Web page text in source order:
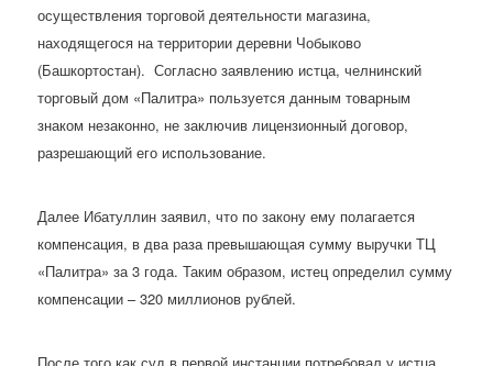
осуществления торговой деятельности магазина,
находящегося на территории деревни Чобыково
(Башкортостан). Согласно заявлению истца, челнинский
торговый дом «Палитра» пользуется данным товарным
знаком незаконно, не заключив лицензионный договор,
разрешающий его использование.
Далее Ибатуллин заявил, что по закону ему полагается
компенсация, в два раза превышающая сумму выручки ТЦ
«Палитра» за 3 года. Таким образом, истец определил сумму
компенсации – 320 миллионов рублей.